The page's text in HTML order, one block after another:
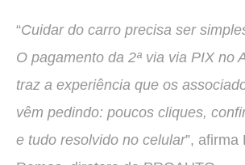
“Cuidar do carro precisa ser
O pagamento da 2ª via via PIX no
traz a experiência que os
vêm pedindo: poucos cliques,
e tudo resolvido no celular”, afirma